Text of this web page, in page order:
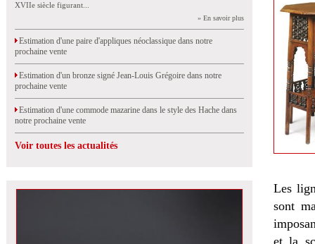
XVIIe siècle figurant...
» En savoir plus
Estimation d'une paire d'appliques néoclassique dans notre
prochaine vente
Estimation d'un bronze signé Jean-Louis Grégoire dans notre
prochaine vente
Estimation d'une commode mazarine dans le style des Hache dans
notre prochaine vente
Voir toutes les actualités
Les
sont
et la